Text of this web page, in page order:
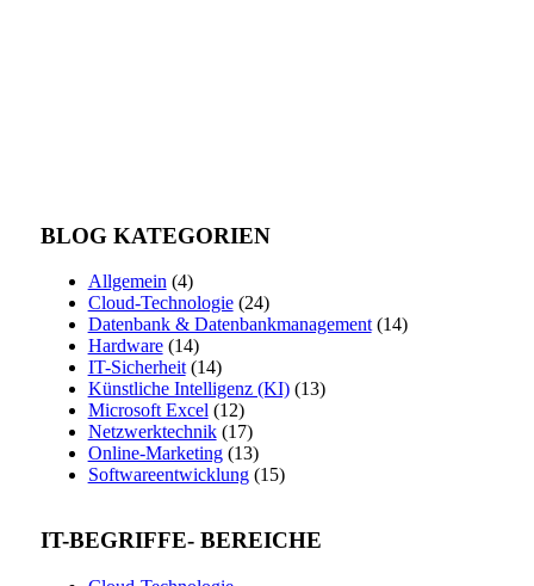
BLOG KATEGORIEN
Allgemein (4)
Cloud-Technologie(24)
Datenbank & Datenbankmanagement(14)
Hardware(14)
IT-Sicherheit(14)
Künstliche Intelligenz (KI)(13)
Microsoft Excel (12)
Netzwerktechnik(17)
Online-Marketing(13)
Softwareentwicklung(15)
IT-BEGRIFFE- BEREICHE